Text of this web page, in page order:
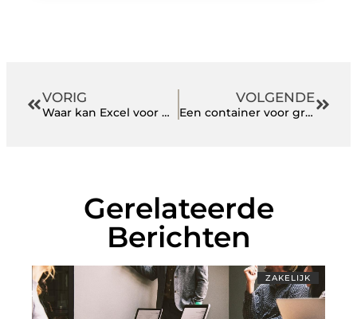
VORIG
Waar kan Excel voor worden gebruikt?
VOLGENDE
Een container voor grofvuil
Gerelateerde
Berichten
ZAKELIJK